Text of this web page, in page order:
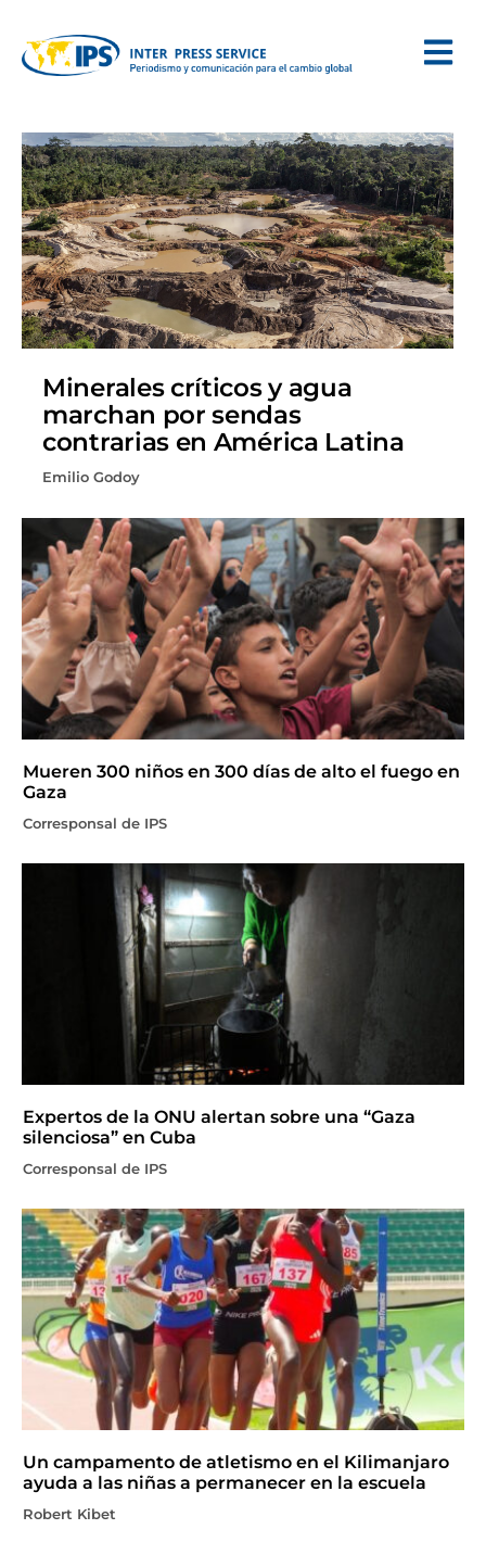
Minerales críticos y agua
marchan por sendas
contrarias en América Latina
Emilio Godoy
Mueren 300 niños en 300 días de alto el fuego en
Gaza
Corresponsal de IPS
Expertos de la ONU alertan sobre una “Gaza
silenciosa” en Cuba
Corresponsal de IPS
Un campamento de atletismo en el Kilimanjaro
ayuda a las niñas a permanecer en la escuela
Robert Kibet